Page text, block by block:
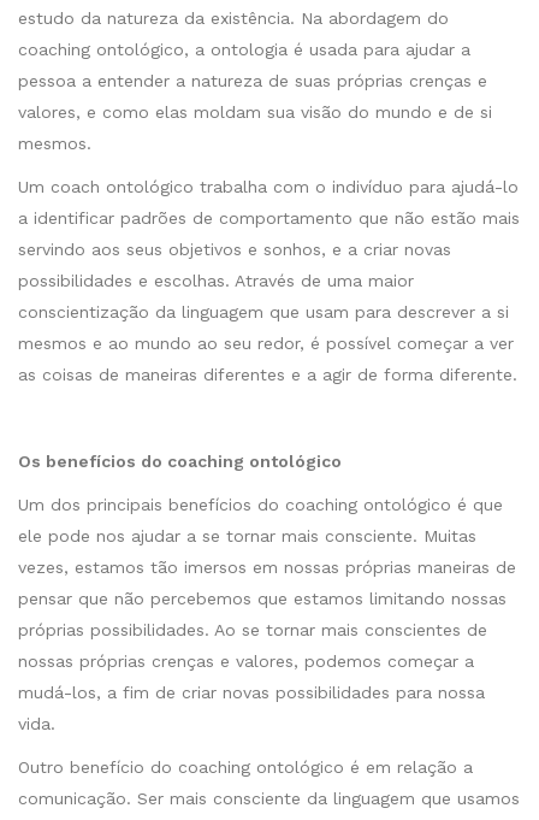
estudo da natureza da existência. Na abordagem do
coaching ontológico, a ontologia é usada para ajudar a
pessoa a entender a natureza de suas próprias crenças e
valores, e como elas moldam sua visão do mundo e de si
mesmos.
Um coach ontológico trabalha com o indivíduo para ajudá-lo
a identificar padrões de comportamento que não estão mais
servindo aos seus objetivos e sonhos, e a criar novas
possibilidades e escolhas. Através de uma maior
conscientização da linguagem que usam para descrever a si
mesmos e ao mundo ao seu redor, é possível começar a ver
as coisas de maneiras diferentes e a agir de forma diferente.
Os benefícios do coaching ontológico
Um dos principais benefícios do coaching ontológico é que
ele pode nos ajudar a se tornar mais consciente. Muitas
vezes, estamos tão imersos em nossas próprias maneiras de
pensar que não percebemos que estamos limitando nossas
próprias possibilidades. Ao se tornar mais conscientes de
nossas próprias crenças e valores, podemos começar a
mudá-los, a fim de criar novas possibilidades para nossa
vida.
Outro benefício do coaching ontológico é em relação a
comunicação. Ser mais consciente da linguagem que usamos